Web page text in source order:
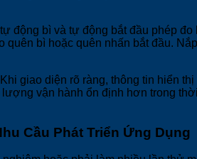
động bì và tự động bắt đầu phép
bì hoặc quên nhấn bắt đầu.
giao diện rõ ràng, thông tin hiển
vận hành ổn định hơn trong
Cầu Phát Triển Ứng Dụng